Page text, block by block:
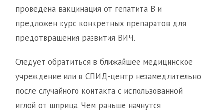
проведена вакцинация от гепатита В и
предложен курс конкретных препаратов для
предотвращения развития ВИЧ.
Следует обратиться в ближайшее медицинское
учреждение или в СПИД-центр незамедлительно
после случайного контакта с использованной
иглой от шприца. Чем раньше начнутся